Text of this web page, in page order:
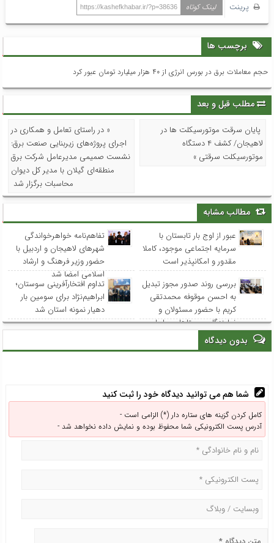
پرینت
لینک کوتاه https://kashefkhabar.ir/?p=38636
برچسب ها
حجم معاملات برق در بورس انرژی از ۴۰ هزار میلیارد تومان عبور کرد
مطلب قبل و بعد
پایان سرقت‌ موتورسیکلت ها در
لاهیجان/ کشف ۴ دستگاه
موتورسیکلت سرقتی »
« در راستای تعامل و همکاری در
اجرای پروژه‌های زیربنایی صنعت برق:
نشست صمیمی مدیرعامل شرکت برق
منطقه‌ای گیلان با مدیر کل دیوان
محاسبات برگزار شد
مطالب مشابه
عبور از اوج بار تابستان با
سرمایه اجتماعی موجود، کاملا
مقدور و امکانپذیر است
تفاهم‌نامه خواهرخواندگی
شهرهای لاهیجان و اردبیل با
حضور وزیر فرهنگ و ارشاد
اسلامی امضا شد
بررسی روند صدور مجوز تبدیل
به احسن موقوفه محمدتقی
کریم با حضور مسئولان و
نمایندگان روستاهای ساحلی
تداوم افتخارآفرینی سوستان؛
ابراهیم‌نژاد برای سومین بار
دهیار نمونه استان شد
بدون دیدگاه
شما هم می توانید دیدگاه خود را ثبت کنید
کامل کردن گزینه های ستاره دار (*) الزامی است -
آدرس پست الکترونیکی شما محفوظ بوده و نمایش داده نخواهد شد -